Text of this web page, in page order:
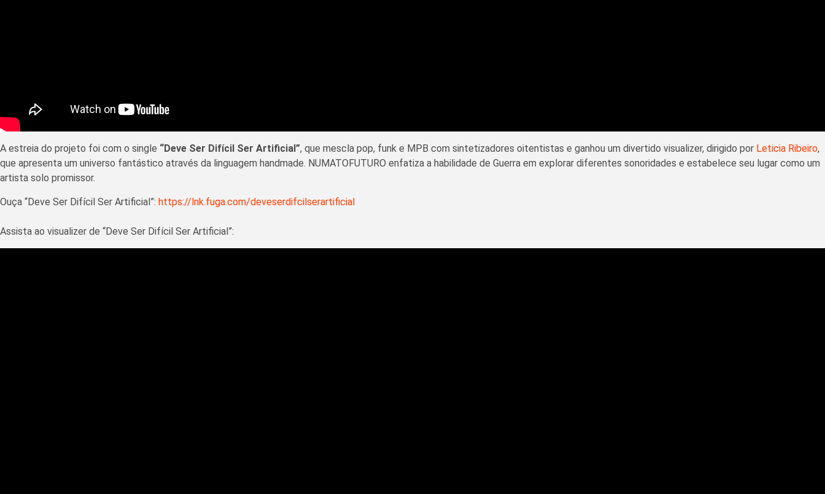
A estreia do projeto foi com o single “Deve Ser Difícil Ser Artificial”, que mescla pop, funk e MPB com sintetizadores oitentistas e ganhou um divertido visualizer, dirigido por Leticia Ribeiro,
que apresenta um universo fantástico através da linguagem handmade. NUMATOFUTURO enfatiza a habilidade de Guerra em explorar diferentes sonoridades e estabelece seu lugar como um
artista solo promissor.
Ouça “Deve Ser Difícil Ser Artificial”: https://lnk.fuga.com/deveserdifcilserartificial
Assista ao visualizer de “Deve Ser Difícil Ser Artificial”: